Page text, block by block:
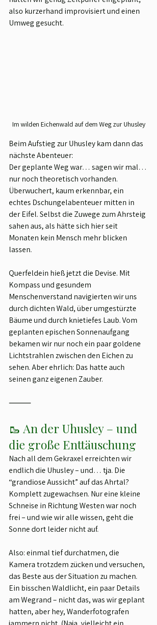
also kurzerhand improvisiert und einen
Umweg gesucht.
Im wilden Eichenwald auf dem Weg zur Uhusley
Beim Aufstieg zur Uhusley kam dann das
nächste Abenteuer:
Der geplante Weg war… sagen wir mal…
nur noch theoretisch vorhanden.
Überwuchert, kaum erkennbar, ein
echtes Dschungelabenteuer mitten in
der Eifel. Selbst die Zuwege zum Ahrsteig
sahen aus, als hätte sich hier seit
Monaten kein Mensch mehr blicken
lassen.
Querfeldein hieß jetzt die Devise. Mit
Kompass und gesundem
Menschenverstand navigierten wir uns
durch dichten Wald, über umgestürzte
Bäume und durch knietiefes Laub. Vom
geplanten epischen Sonnenaufgang
bekamen wir nur noch ein paar goldene
Lichtstrahlen zwischen den Eichen zu
sehen. Aber ehrlich: Das hatte auch
seinen ganz eigenen Zauber.
⸻
🥾 An der Uhusley – und
die große Enttäuschung
Nach all dem Gekraxel erreichten wir
endlich die Uhusley – und… tja. Die
“grandiose Aussicht” auf das Ahrtal?
Komplett zugewachsen. Nur eine kleine
Schneise in Richtung Westen war noch
frei – und wie wir alle wissen, geht die
Sonne dort leider nicht auf.
Also: einmal tief durchatmen, die
Kamera trotzdem zücken und versuchen,
das Beste aus der Situation zu machen.
Ein bisschen Waldlicht, ein paar Details
am Wegrand – nicht das, was wir geplant
hatten, aber hey, Wanderfotografen